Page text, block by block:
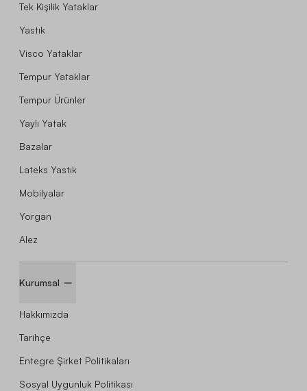
Tek Kişilik Yataklar
Yastık
Visco Yataklar
Tempur Yataklar
Tempur Ürünler
Yaylı Yatak
Bazalar
Lateks Yastık
Mobilyalar
Yorgan
Alez
Kurumsal
Hakkımızda
Tarihçe
Entegre Şirket Politikaları
Sosyal Uygunluk Politikası